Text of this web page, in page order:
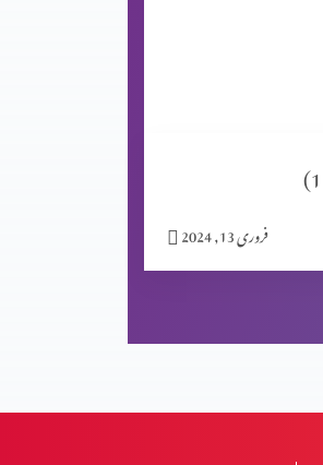
فروری 13, 2024